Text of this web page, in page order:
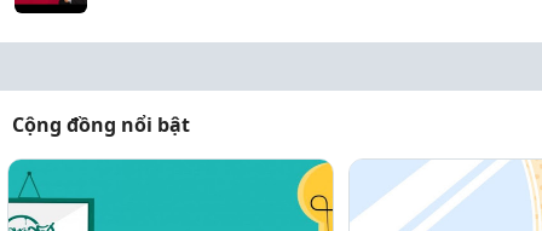
Cộng đồng nổi bật